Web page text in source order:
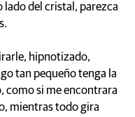
lado del cristal, parezca
hipnotizado,
tan pequeño tenga la
como si me encontrara
mientras todo gira